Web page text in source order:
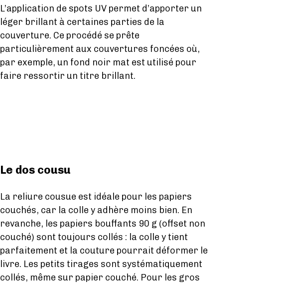
L’application de spots UV permet d’apporter un
léger brillant à certaines parties de la
couverture. Ce procédé se prête
particulièrement aux couvertures foncées où,
par exemple, un fond noir mat est utilisé pour
faire ressortir un titre brillant.
Le dos cousu
La reliure cousue est idéale pour les papiers
couchés, car la colle y adhère moins bien. En
revanche, les papiers bouffants 90 g (offset non
couché) sont toujours collés : la colle y tient
parfaitement et la couture pourrait déformer le
livre. Les petits tirages sont systématiquement
collés, même sur papier couché. Pour les gros